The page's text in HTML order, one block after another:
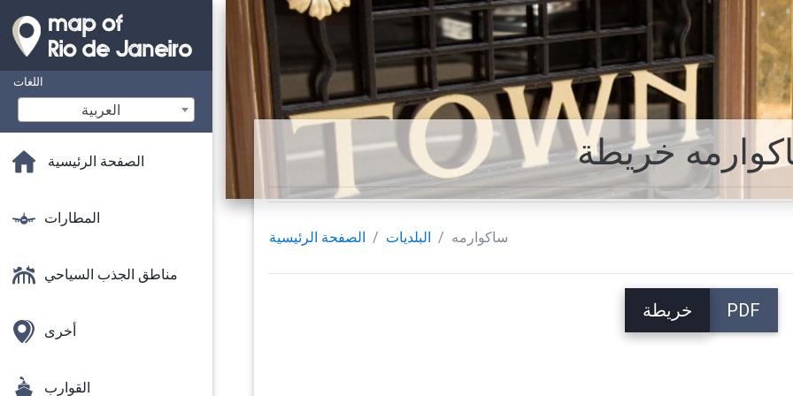
اللغات
‫العربية
الصفحة الرئيسية
المطارات
مناطق الجذب السياحي
أخرى
القوارب
خريطة
الصفحة الرئيسية البلديات ساكوارمه
خريطة PDF